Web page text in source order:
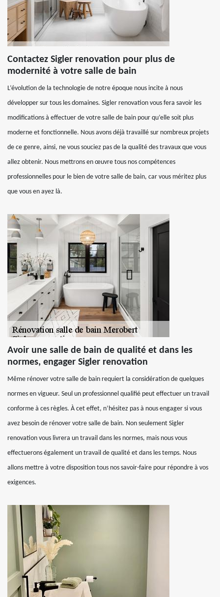
Contactez Sigler renovation pour plus de
modernité à votre salle de bain
L’évolution de la technologie de notre époque nous incite à nous
développer sur tous les domaines. Sigler renovation vous fera savoir les
modifications à effectuer de votre salle de bain pour qu’elle soit plus
moderne et fonctionnelle. Nous avons déjà travaillé sur nombreux projets
de ce genre, ainsi, ne vous souciez pas de la qualité des travaux que vous
allez obtenir. Nous mettrons en œuvre tous nos compétences
professionnelles pour le bien de votre salle de bain, car vous méritez plus
que vous en ayez là.
Avoir une salle de bain de qualité et dans les
normes, engager Sigler renovation
Même rénover votre salle de bain requiert la considération de quelques
normes en vigueur. Seul un professionnel qualifié peut effectuer un travail
conforme à ces règles. À cet effet, n’hésitez pas à nous engager si vous
avez besoin de rénover votre salle de bain. Non seulement Sigler
renovation vous livrera un travail dans les normes, mais nous vous
effectuerons également un travail de qualité et dans les temps. Nous
allons mettre à votre disposition tous nos savoir-faire pour répondre à vos
exigences.